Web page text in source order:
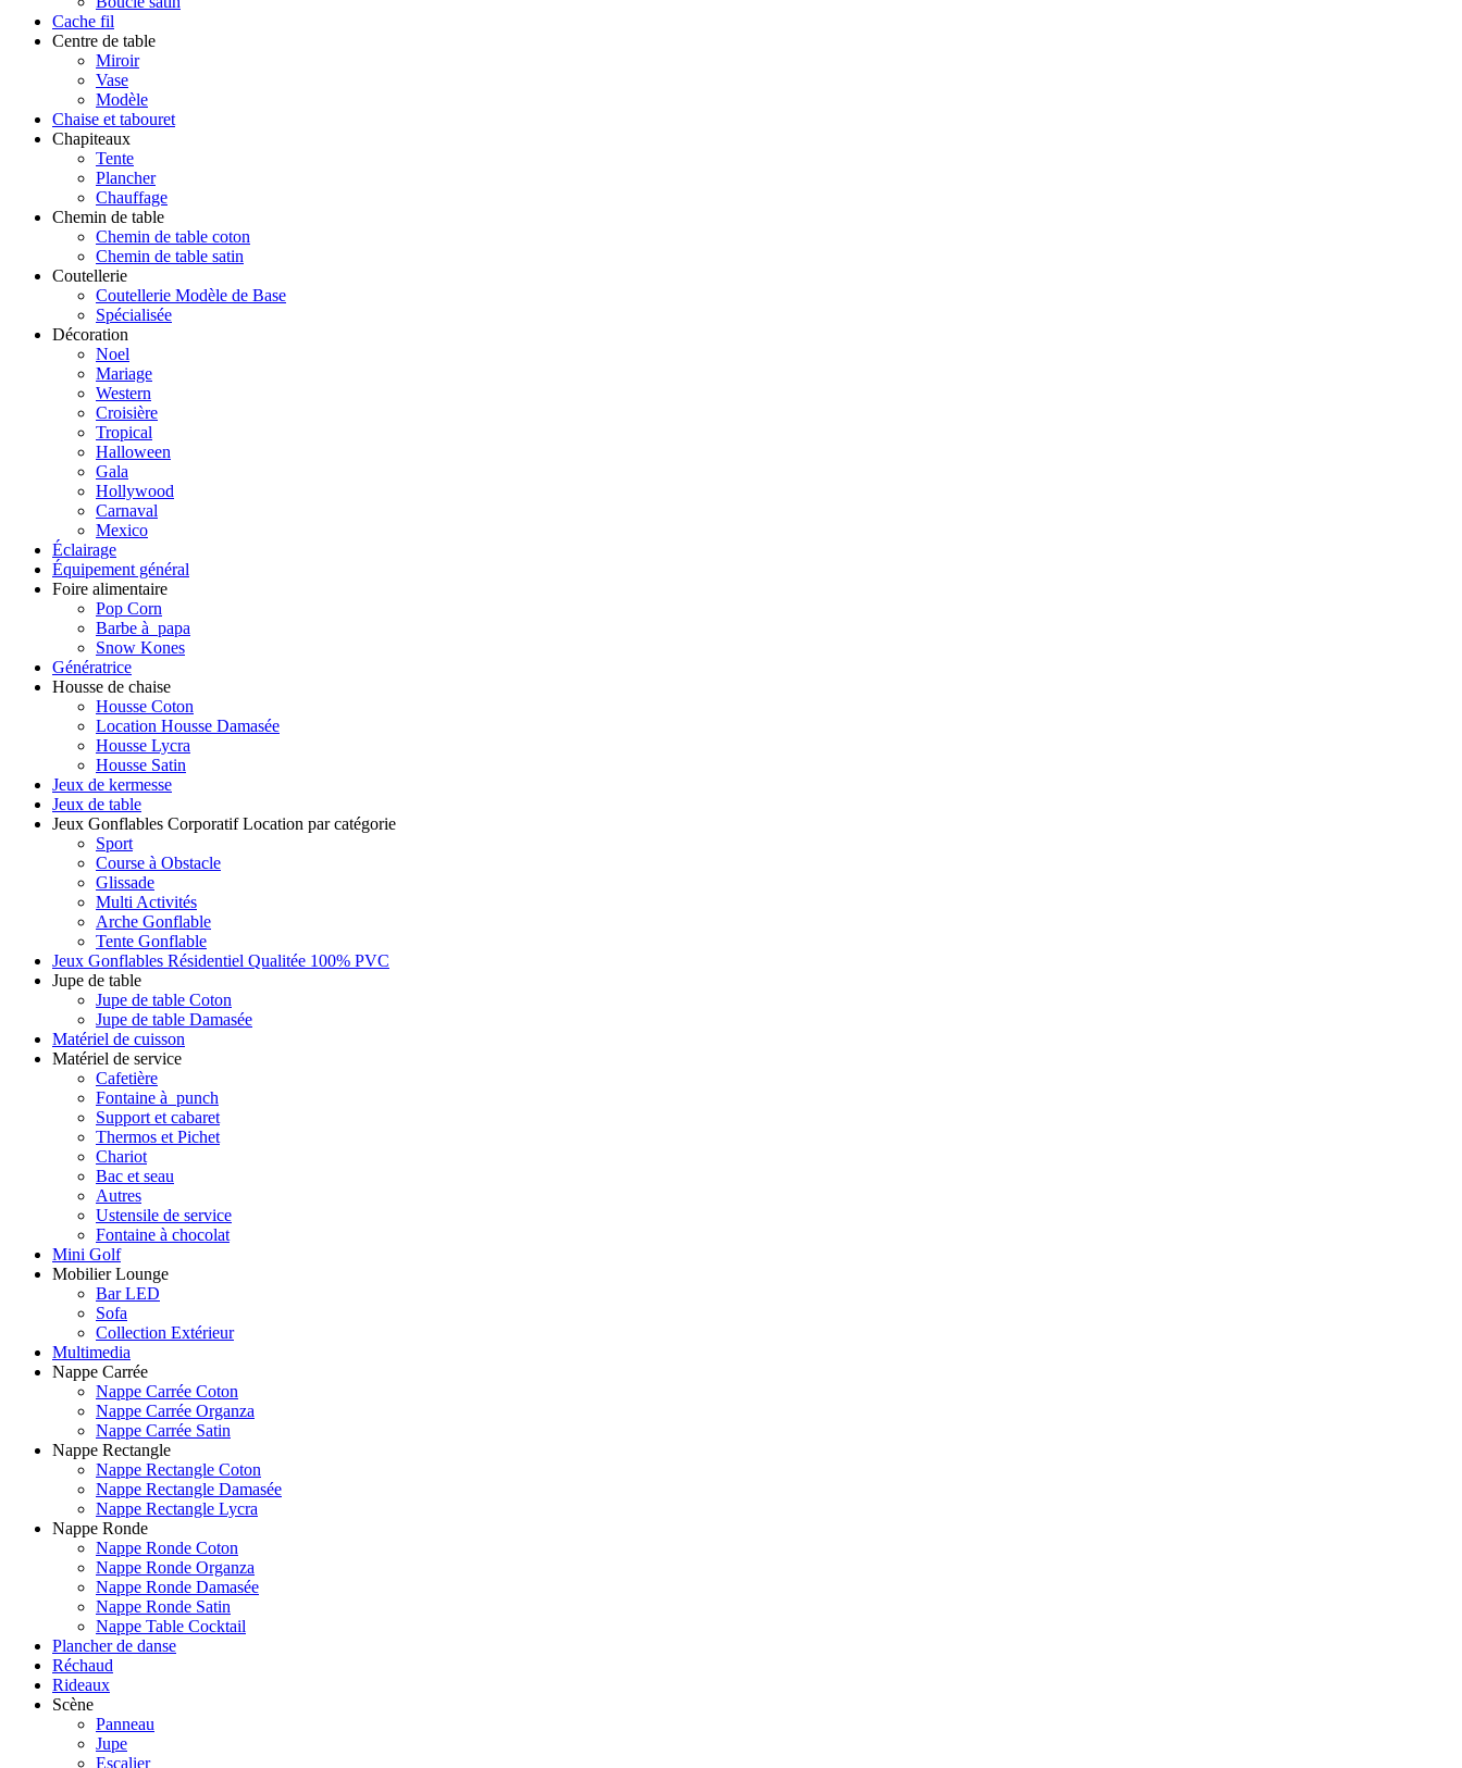
Cache fil
Centre de table
Miroir
Vase
Modèle
Chaise et tabouret
Chapiteaux
Tente
Plancher
Chauffage
Chemin de table
Chemin de table coton
Chemin de table satin
Coutellerie
Coutellerie Modèle de Base
Spécialisée
Décoration
Noel
Mariage
Western
Croisière
Tropical
Halloween
Gala
Hollywood
Carnaval
Mexico
Éclairage
Équipement général
Foire alimentaire
Pop Corn
Barbe à papa
Snow Kones
Génératrice
Housse de chaise
Housse Coton
Location Housse Damasée
Housse Lycra
Housse Satin
Jeux de kermesse
Jeux de table
Jeux Gonflables Corporatif Location par catégorie
Sport
Course à Obstacle
Glissade
Multi Activités
Arche Gonflable
Tente Gonflable
Jeux Gonflables Résidentiel Qualitée 100% PVC
Jupe de table
Jupe de table Coton
Jupe de table Damasée
Matériel de cuisson
Matériel de service
Cafetière
Fontaine à punch
Support et cabaret
Thermos et Pichet
Chariot
Bac et seau
Autres
Ustensile de service
Fontaine à chocolat
Mini Golf
Mobilier Lounge
Bar LED
Sofa
Collection Extérieur
Multimedia
Nappe Carrée
Nappe Carrée Coton
Nappe Carrée Organza
Nappe Carrée Satin
Nappe Rectangle
Nappe Rectangle Coton
Nappe Rectangle Damasée
Nappe Rectangle Lycra
Nappe Ronde
Nappe Ronde Coton
Nappe Ronde Organza
Nappe Ronde Damasée
Nappe Ronde Satin
Nappe Table Cocktail
Plancher de danse
Réchaud
Rideaux
Scène
Panneau
Jupe
Escalier